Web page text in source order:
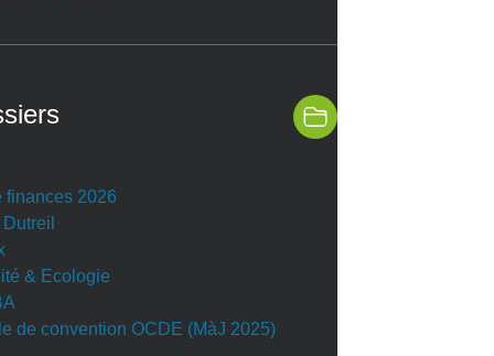
finances 2026
& Ecologie
de convention OCDE (MàJ 2025)